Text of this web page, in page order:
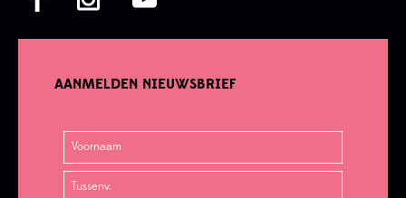
AANMELDEN NIEUWSBRIEF